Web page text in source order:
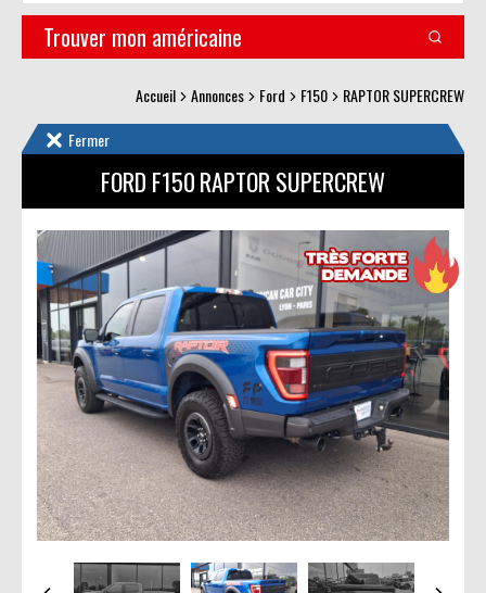
Trouver mon américaine
Accueil Annonces Ford F150
RAPTOR SUPERCREW
Fermer
FORD F150RAPTOR SUPERCREW